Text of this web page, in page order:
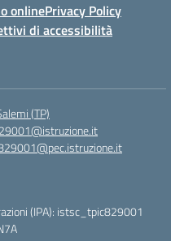
onlinePrivacy Policy
di accessibilità
(TP)
(IPA): istsc_tpic829001